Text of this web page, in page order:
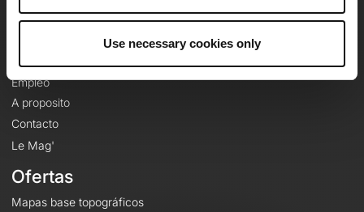
Use necessary cookies only
OpenRunner
Equipo
Empleo
A proposito
Contacto
Le Mag'
Ofertas
Mapas base topográficos